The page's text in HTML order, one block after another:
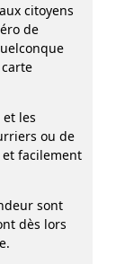
citoyens
de
les
ou de
et facilement
sont
dès lors